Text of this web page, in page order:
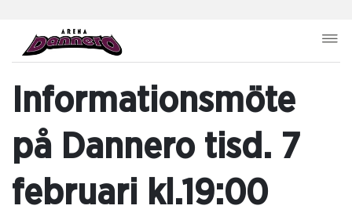
Informationsmöte
på Dannero tisd. 7
februari kl.19:00